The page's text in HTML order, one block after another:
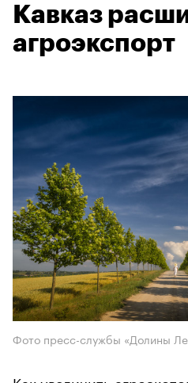
Кавказ
агроэкспорт
Фото пресс-службы «Долины